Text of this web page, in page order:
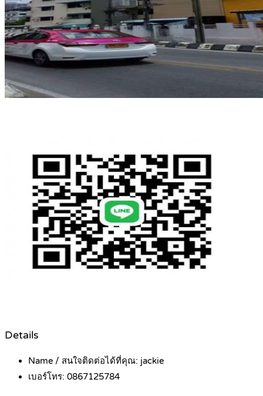
Details
Name / สนใจติดต่อได้ที่คุณ: jackie
เบอร์โทร: 0867125784